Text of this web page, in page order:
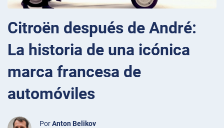
Citroën después de André:
La historia de una icónica
marca francesa de
automóviles
PorAnton Belikov